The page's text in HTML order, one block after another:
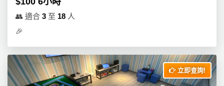
👥 適合 3 至 18 人
🎉
立即查詢!